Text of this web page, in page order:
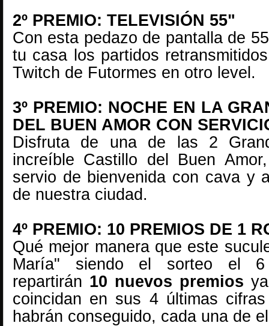
2º PREMIO: TELEVISIÓN 55"
Con esta pedazo de pantalla de
tu casa los partidos
Twitch de Futormes en otro level.
3º PREMIO: NOCHE EN LA
DEL BUEN AMOR CON
Disfruta de una de las 2
increíble Castillo del Buen Amor
servio de bienvenida con cava y
de nuestra ciudad.
4º PREMIO: 10 PREMIOS DE 1
Qué mejor manera que este
María" siendo el sorteo el 6
repartirán 10 nuevos premios
coincidan en sus 4 últimas
habrán conseguido, cada una de